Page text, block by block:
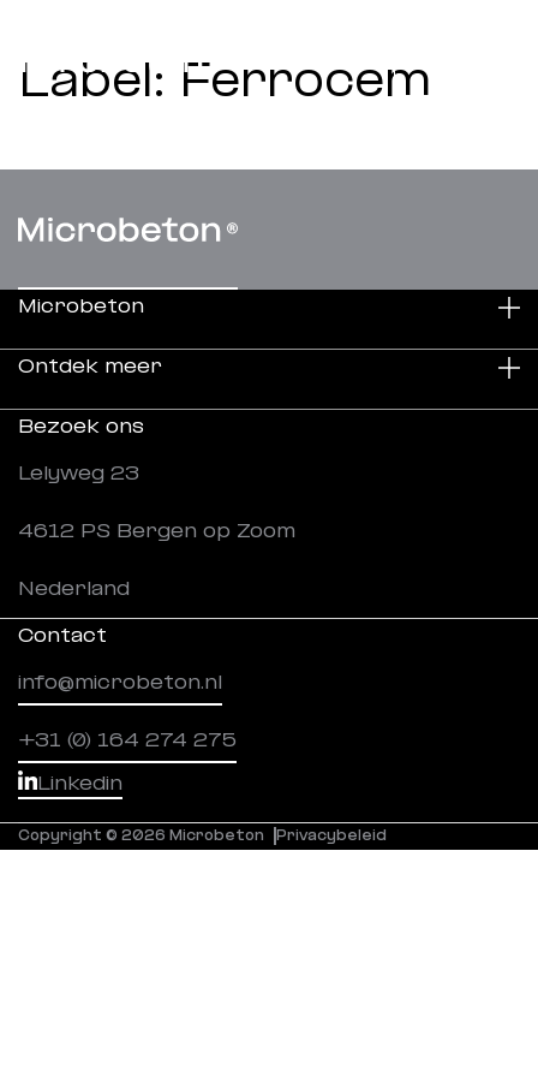
Label: Ferrocem
Microbeton
Duurzaamheid
Over ons
Ontdek meer
Projecten
Bezoek ons
Lelyweg 23
4612 PS Bergen op Zoom
Nederland
Contact
info@microbeton.nl
+31 (0) 164 274 275
Linkedin
Copyright © 2026 Microbeton Privacybeleid